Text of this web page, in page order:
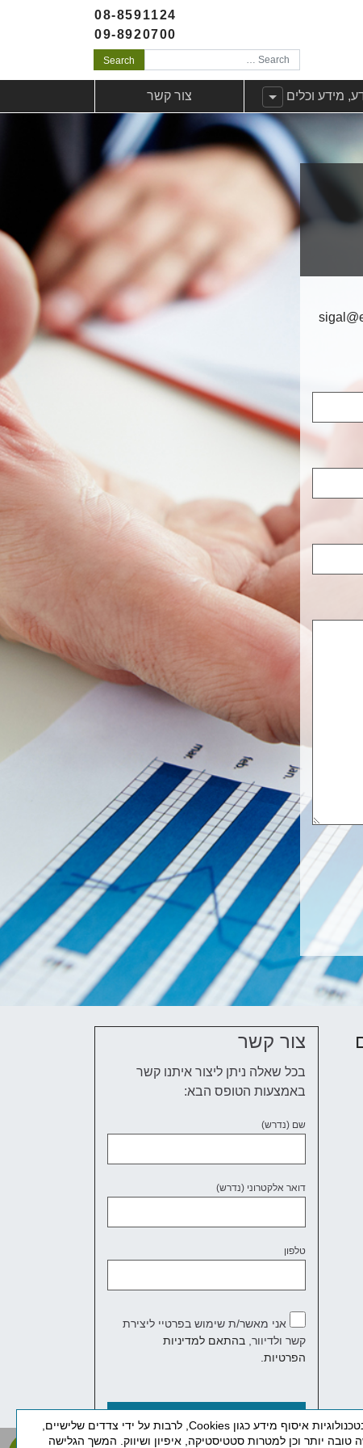
באתר זה נעשה שימוש בטכנולוגיות איסוף מידע כגון Cookies, לרבות על ידי צדדים שלישיים,
טובה יותר וכן למטרות סטטיסטיקה, איפיון ושיווק. המשך הגלישה
08-8591124
09-8920700
Search
לקוחות
מידע וכלים
תפריט משנה עבורידע, מידע וכלים
צור קשר
צור קשר
בכל שאלה ניתן ליצור איתנו קשר
באמצעות הטופס הבא:
שם (נדרש)
דואר אלקטרוני (נדרש)
טלפון
אני מאשר/ת שימוש בפרטיי ליצירת
קשר ולדיוור, בהתאם למדיניות
הפרטיות.